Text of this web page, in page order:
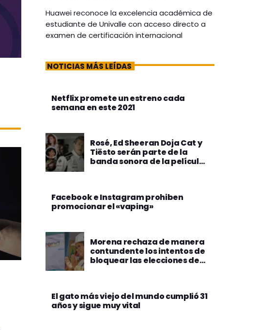
Huawei reconoce la excelencia académica de
estudiante de Univalle con acceso directo a
examen de certificación internacional
NOTICIAS MÁS LEÍDAS
Netflix promete un estreno cada
semana en este 2021
Rosé, Ed Sheeran Doja Cat y
Tiësto serán parte de la
banda sonora de la película
Facebook e Instagram prohiben
promocionar el «vaping»
Morena rechaza de manera
contundente los intentos de
bloquear las elecciones de
El gato más viejo del mundo cumplió 31
años y sigue muy vital